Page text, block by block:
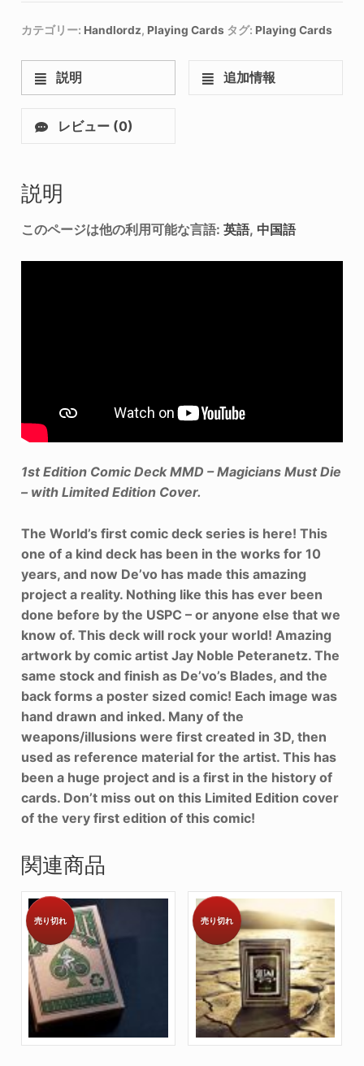
カテゴリー: Handlordz, Playing Cards タグ: Playing Cards
説明 追加情報
レビュー (0)
説明
このページは他の利用可能な言語: 英語 中国語
1st Edition Comic Deck MMD – Magicians Must Die
– with Limited Edition Cover.
The World’s first comic deck series is here! This
one of a kind deck has been in the works for 10
years, and now De’vo has made this amazing
project a reality. Nothing like this has ever been
done before by the USPC – or anyone else that we
know of. This deck will rock your world! Amazing
artwork by comic artist Jay Noble Peteranetz. The
same stock and finish as De’vo’s Blades, and the
back forms a poster sized comic! Each image was
hand drawn and inked. Many of the
weapons/illusions were first created in 3D, then
used as reference material for the artist. This has
been a huge project and is a first in the history of
cards. Don’t miss out on this Limited Edition cover
of the very first edition of this comic!
関連商品
売り切れ 売り切れ